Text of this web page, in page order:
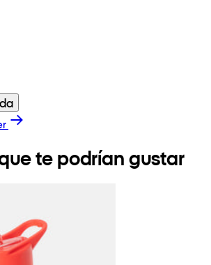
te podrían gustar